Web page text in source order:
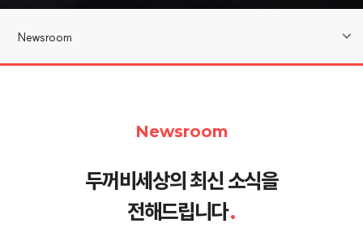
Newsroom
Newsroom
두꺼비세상의 최신 소식을
전해드립니다.